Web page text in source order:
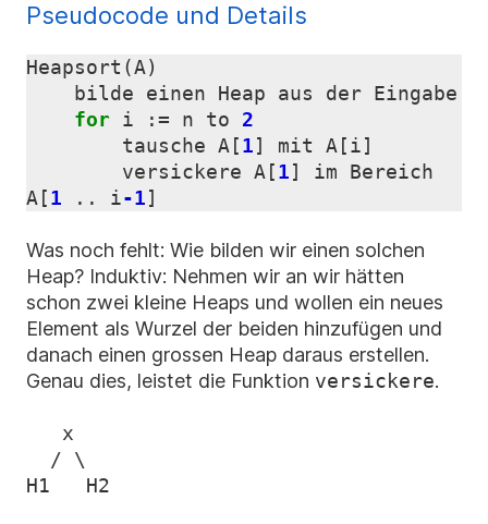
Pseudocode und Details
Heapsort (A)
bilde
einen Heap aus der Eingabe
for i := n to
2
tausche A [1] mit A [i]
versickere A [1] im
Bereich
A [1 .. i-1]
Was noch fehlt: Wie bilden wir einen solchen
Heap? Induktiv: Nehmen wir an wir hätten
schon zwei kleine Heaps und wollen ein neues
Element als Wurzel der beiden hinzufügen und
danach einen grossen Heap daraus erstellen.
Genau dies, leistet die Funktion versickere.